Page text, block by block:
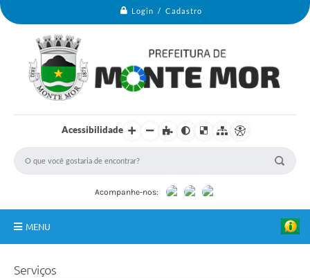
Login / Cadastro
Acessibilidade
Acompanhe-nos:
MENU
Serviços